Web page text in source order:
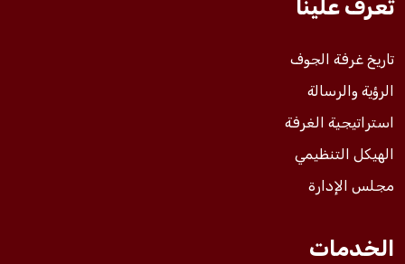
مشاريع الغرفة
تعرف علينا
تاريخ غرفة الجوف
الرؤية والرسالة
استراتيجية الغرفة
الهيكل التنظيمي
مجلس الإدارة
الخدمات